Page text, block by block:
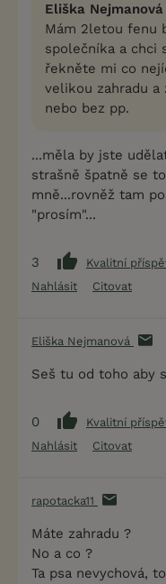
Eliška
Mám 2letou fenu
společníka a chci
řekněte mi co
velikou zahradu
nebo bez pp.
...měla by jste
strašně špatně se
mně...rovněž tam
"prosím"...
3
Kvalitní
Nahlásit
Citovat
Eliška Nejmanová
Seš tu od toho aby
0
Kvalitní
Nahlásit
Citovat
rapotacka11
Máte zahradu ?
No a co ?
Ta psa nevychová,